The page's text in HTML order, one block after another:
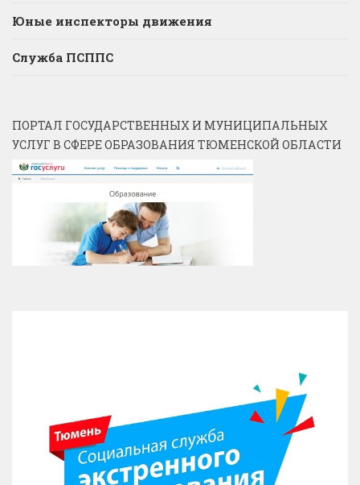
Юные инспекторы движения
Служба ПСППС
ПОРТАЛ ГОСУДАРСТВЕННЫХ И МУНИЦИПАЛЬНЫХ
УСЛУГ В СФЕРЕ ОБРАЗОВАНИЯ ТЮМЕНСКОЙ ОБЛАСТИ